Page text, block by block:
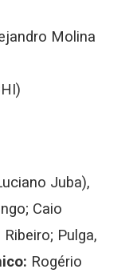
Molina
Juba),
Caio
Pulga,
Rogério